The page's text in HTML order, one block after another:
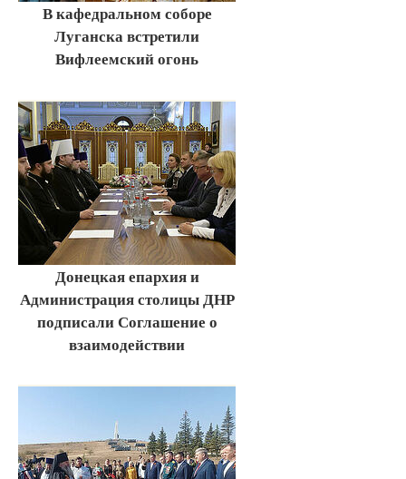
В кафедральном соборе
Луганска встретили
Вифлеемский огонь
Донецкая епархия и
Администрация столицы ДНР
подписали Соглашение о
взаимодействии